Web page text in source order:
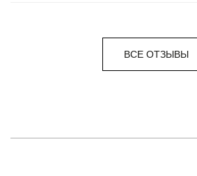
ВСЕ ОТЗЫВЫ